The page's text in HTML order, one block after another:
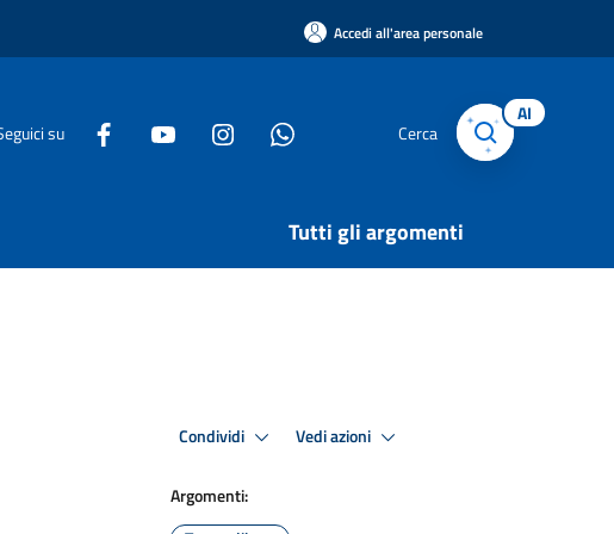
Accedi all'area personale
su Cerca
AI
Tutti gli argomenti
Condividi Vedi azioni
Argomenti: